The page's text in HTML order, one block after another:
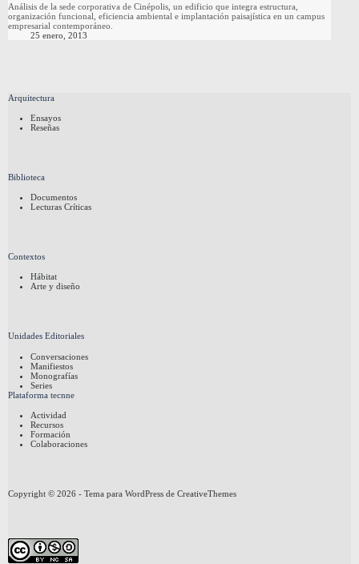
Análisis de la sede corporativa de Cinépolis, un edificio que integra estructura,
organización funcional, eficiencia ambiental e implantación paisajística en un campus
empresarial contemporáneo.
25 enero, 2013
Arquitectura
Ensayos
Reseñas
Biblioteca
Documentos
Lecturas Críticas
Contextos
Hábitat
Arte y diseño
Unidades Editoriales
Conversaciones
Manifiestos
Monografías
Series
Plataforma tecnne
Actividad
Recursos
Formación
Colaboraciones
Copyright © 2026 - Tema para WordPress de CreativeThemes